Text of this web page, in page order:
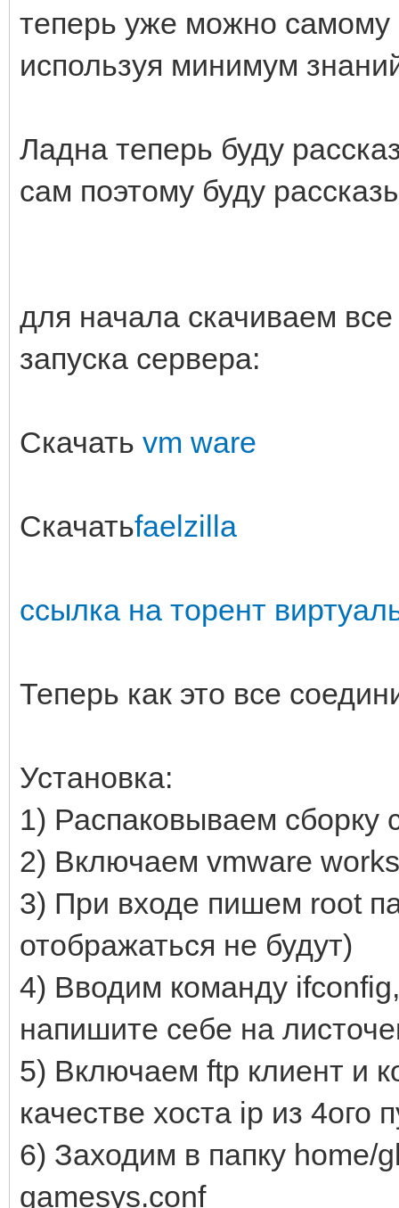
теперь уже можно самому
используя минимум
Ладна теперь буду
сам поэтому буду
для начала скачиваем
запуска сервера:
Скачать vm ware
Скачатьfaelzilla
ссылка на торент
Теперь как это все
Установка:
1) Распаковываем сборку
2) Включаем vmware
3) При входе пишем root
отображаться не будут)
4) Вводим команду
напишите себе на
5) Включаем ftp клиент и
качестве хоста ip из 4ого
6) Заходим в папку home/
gamesys.conf